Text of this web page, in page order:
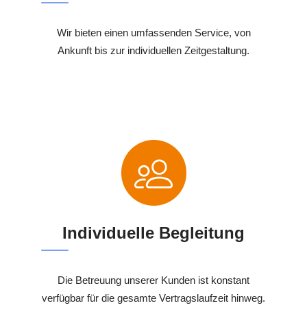
Wir bieten einen umfassenden Service, von
Ankunft bis zur individuellen Zeitgestaltung.
Individuelle Begleitung
Die Betreuung unserer Kunden ist konstant
verfügbar für die gesamte Vertragslaufzeit hinweg.